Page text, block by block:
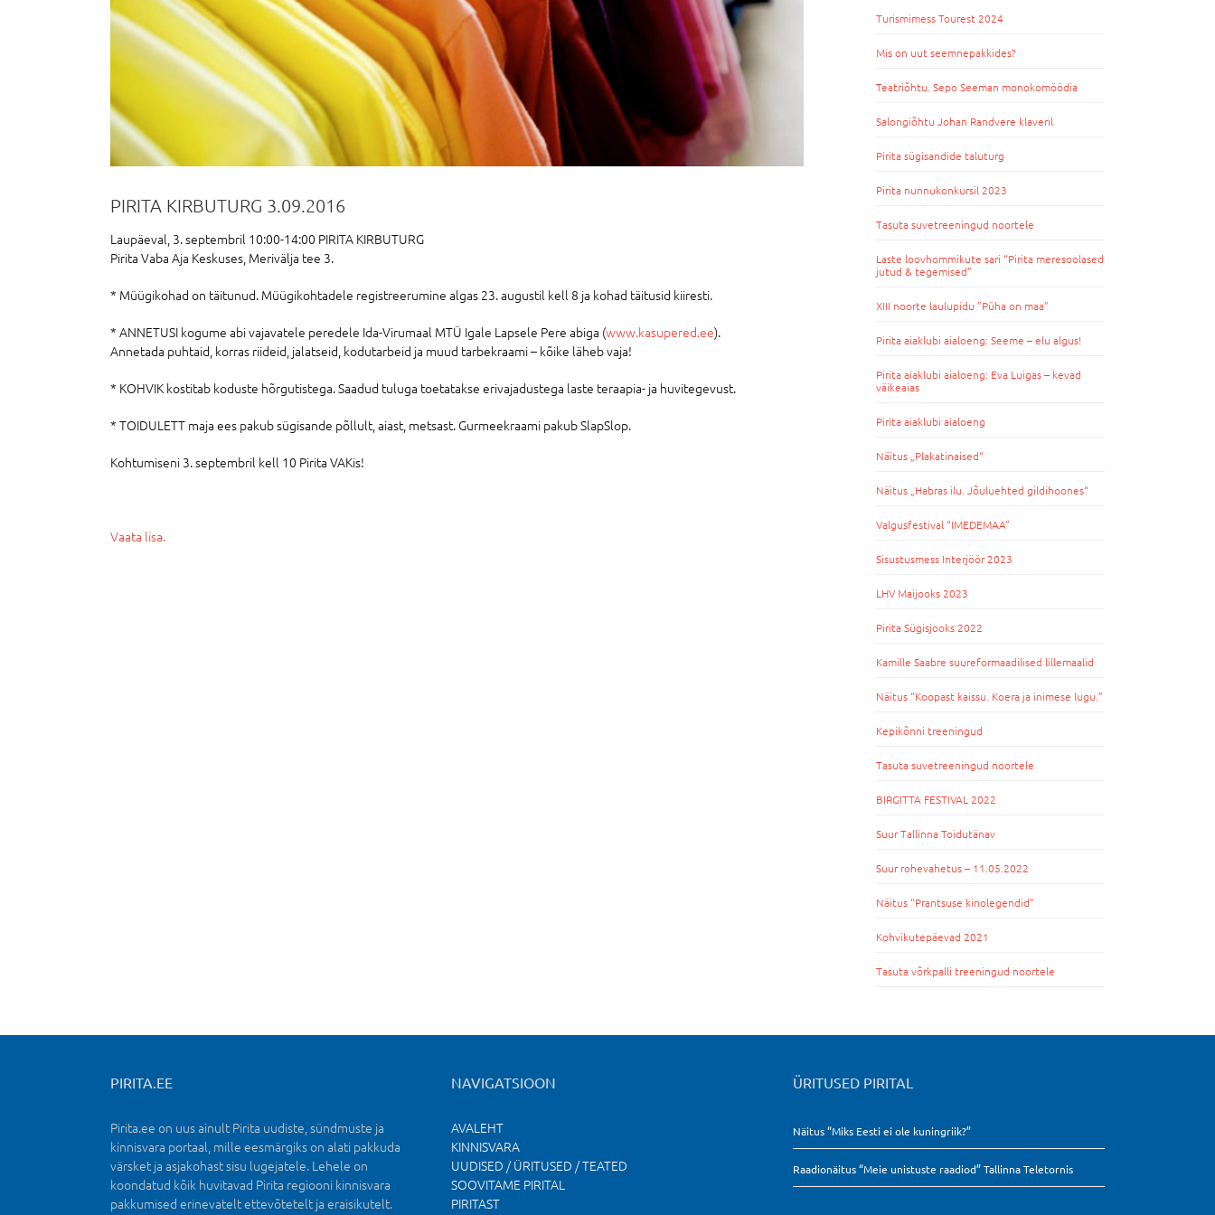
PIRITA KIRBUTURG 3.09.2016
Laupäeval, 3. septembril 10:00-14:00 PIRITA KIRBUTURG
Pirita Vaba Aja Keskuses, Merivälja tee 3.
* Müügikohad on täitunud. Müügikohtadele registreerumine algas 23. augustil kell 8 ja kohad täitusid kiiresti.
* ANNETUSI kogume abi vajavatele peredele Ida-Virumaal MTÜ Igale Lapsele Pere abiga (www.kasupered.ee).
Annetada puhtaid, korras riideid, jalatseid, kodutarbeid ja muud tarbekraami – kõike läheb vaja!
* KOHVIK kostitab koduste hõrgutistega. Saadud tuluga toetatakse erivajadustega laste teraapia- ja huvitegevust.
* TOIDULETT maja ees pakub sügisande põllult, aiast, metsast. Gurmeekraami pakub SlapSlop.
Kohtumiseni 3. septembril kell 10 Pirita VAKis!
Vaata lisa.
Turismimess Tourest 2024
Mis on uut seemnepakkides?
Teatriõhtu. Sepo Seeman monokomöödia
Salongiõhtu Johan Randvere klaveril
Pirita sügisandide taluturg
Pirita nunnukonkursil 2023
Tasuta suvetreeningud noortele
Laste loovhommikute sari “Pirita meresoolased
jutud & tegemised”
XIII noorte laulupidu ”Püha on maa”
Pirita aiaklubi aialoeng: Seeme – elu algus!
Pirita aiaklubi aialoeng: Eva Luigas – kevad
väikeaias
Pirita aiaklubi aialoeng
Näitus „Plakatinaised“
Näitus „Habras ilu. Jõuluehted gildihoones“
Valgusfestival “IMEDEMAA”
Sisustusmess Interjöör 2023
LHV Maijooks 2023
Pirita Sügisjooks 2022
Kamille Saabre suureformaadilised lillemaalid
Näitus “Koopast kaissu. Koera ja inimese lugu.”
Kepikõnni treeningud
Tasuta suvetreeningud noortele
BIRGITTA FESTIVAL 2022
Suur Tallinna Toidutänav
Suur rohevahetus – 11.05.2022
Näitus “Prantsuse kinolegendid”
Kohvikutepäevad 2021
Tasuta võrkpalli treeningud noortele
PIRITA.EE
Pirita.ee on uus ainult Pirita uudiste, sündmuste ja
kinnisvara portaal, mille eesmärgiks on alati pakkuda
värsket ja asjakohast sisu lugejatele. Lehele on
koondatud kõik huvitavad Pirita regiooni kinnisvara
pakkumised erinevatelt ettevõtetelt ja eraisikutelt.
NAVIGATSIOON
AVALEHT
KINNISVARA
UUDISED / ÜRITUSED / TEATED
SOOVITAME PIRITAL
PIRITAST
ÜRITUSED PIRITAL
Näitus “Miks Eesti ei ole kuningriik?”
Raadionäitus “Meie unistuste raadiod” Tallinna Teletornis